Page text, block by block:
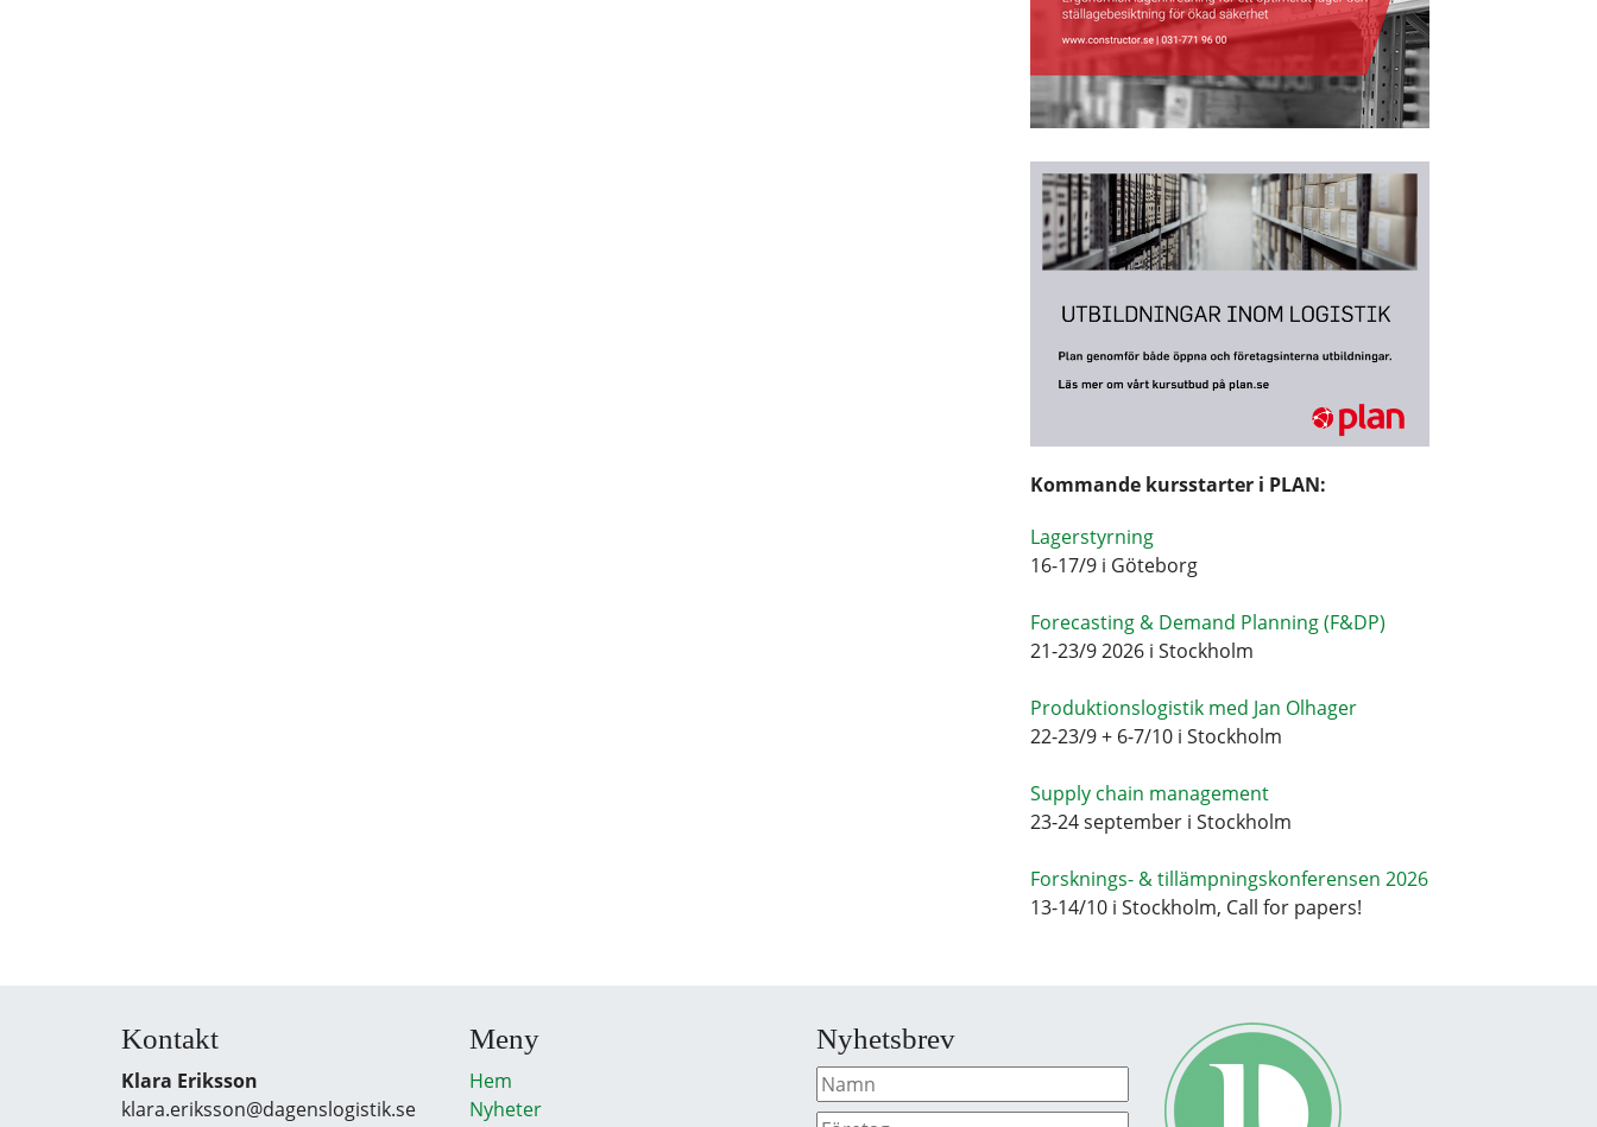
Kommande kursstarter i PLAN:
Lagerstyrning
16-17/9 i Göteborg
Forecasting & Demand Planning (F&DP)
21-23/9 2026 i Stockholm
Produktionslogistik med Jan Olhager
22-23/9 + 6-7/10 i Stockholm
Supply chain management
23-24 september i Stockholm
Forsknings- & tillämpningskonferensen 2026
13-14/10 i Stockholm, Call for papers!
Kontakt
Klara Eriksson
klara.eriksson@dagenslogistik.se
Meny
Hem
Nyheter
Nyhetsbrev